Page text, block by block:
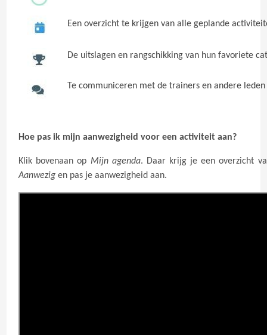
Een overzicht te krijgen van alle geplande
De uitslagen en rangschikking van hun favoriete
Te communiceren met de trainers en andere
Hoe pas ik mijn aanwezigheid voor een activiteit aan?
Klik bovenaan op Mijn agenda. Daar krijg je een overzicht
Aanwezig en pas je aanwezigheid aan.